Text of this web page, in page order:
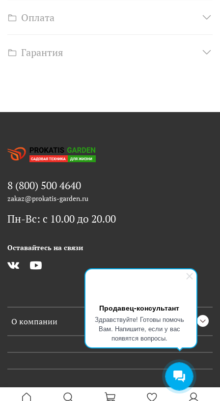
Продавец-консультант
Здравствуйте! Готовы помочь
Вам. Напишите, если у вас
появятся вопросы.
Оплата
Гарантия
О компании
8 (800) 500 4640
zakaz@prokatis-garden.ru
Пн-Вс: с 10.00 до 20.00
Оставайтесь на связи